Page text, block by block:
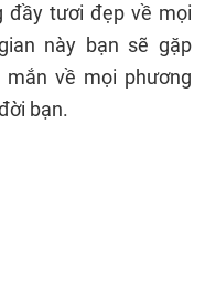
đầy tươi đẹp về mọi
này bạn sẽ gặp
về mọi phương
bạn.